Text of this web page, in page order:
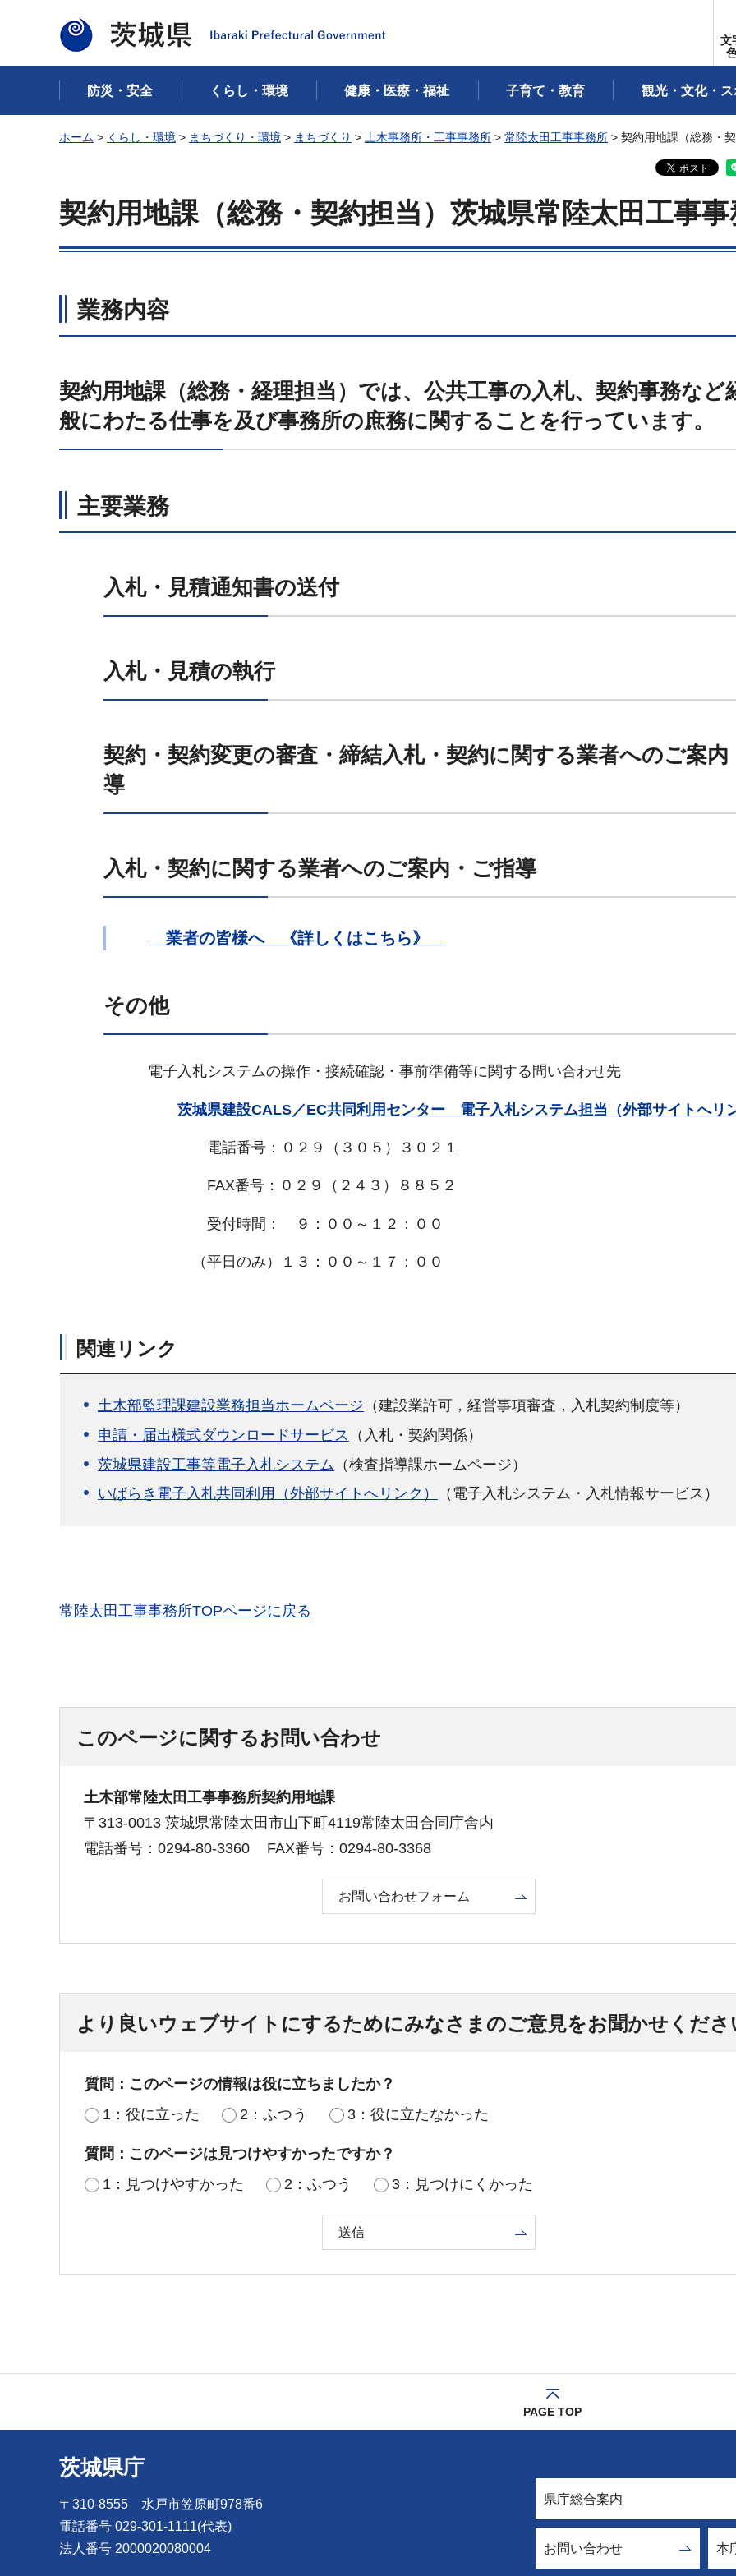
茨城県
文
防災・安全 くらし・環境 健康・医療・福祉 子育て・教育 観光・文化・
ホーム > くらし・環境 > まちづくり・環境 > まちづくり > 土木事務所・工事事務所 > 常陸太田工事事務所 > 契約用地課（総務・
契約用地課（総務・契約担当）茨城県常陸太田工事
業務内容
契約用地課（総務・経理担当）では、公共工事の入札、契約事務など
般にわたる仕事を及び事務所の庶務に関することを行っています。
主要業務
入札・見積通知書の送付
入札・見積の執行
契約・契約変更の審査・締結入札・契約に関する業者へのご案内
導
入札・契約に関する業者へのご案内・ご指導
業者の皆様へ 《詳しくはこちら》
その他
電子入札システムの操作・接続確認・事前準備等に関する問い合わせ先
茨城県建設CALS／EC共同利用センター 電子入札システム担当（外部サイトへリ
電話番号：０２９（３０５）３０２１
FAX番号：０２９（２４３）８８５２
受付時間： ９：００～１２：００
（平日のみ）１３：００～１７：００
関連リンク
土木部監理課建設業務担当ホームページ （建設業許可，経営事項審査，入札契約制度等）
申請・届出様式ダウンロードサービス
（入札・契約関係）
茨城県建設工事等電子入札システム （検査指導課ホームページ）
いばらき電子入札共同利用（外部サイトへリンク）
（電子入札システム・入札情報サービス）
常陸太田工事事務所TOPページに戻る
このページに関するお問い合わせ
土木部常陸太田工事事務所契約用地課
〒313-0013 茨城県常陸太田市山下町4119常陸太田合同庁舎内
電話番号：0294-80-3360
FAX番号：0294-80-3368
お問い合わせフォーム
より良いウェブサイトにするためにみなさまのご意見をお聞かせくださ
質問：このページの情報は役に立ちましたか？
1：役に立った
2：ふつう 3：役に立たなかった
質問：このページは見つけやすかったですか？
1：見つけやすかった
2：ふつう 3：見つけにくかった
PAGE TOP
茨城県庁
〒310-8555 水戸市笠原町978番6
電話番号 029-301-1111(代表)
法人番号 2000020080004
県庁総合案内
お問い合わせ 本